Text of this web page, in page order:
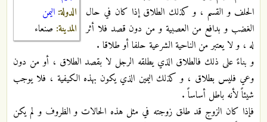
الدولة: اليمن
المدينة: صنعاء
الحلف و القسم ، و كذلك الطلاق إذا كان في حال
الغضب و بدافع من العصبية و من دون قصد فلا أثر
له ، و لا يعتبر من الناحية الشرعية حلفا أو طلاقا .
و بناءً على ذلك فالطلاق الذي يطلقه الرجل لا بقصد الطلاق ، أو من دون
وعي فليس بطلاق ، و كذلك اليمين الذي يكون بهذه الكيفية ، فلا يوجب
شيئاً لأنه باطل أساساً .
فإذا كان الزوج قد طلق زوجته في مثل هذه الحالات و الظروف و لم يكن